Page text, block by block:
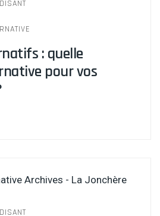
: quelle
pour vos